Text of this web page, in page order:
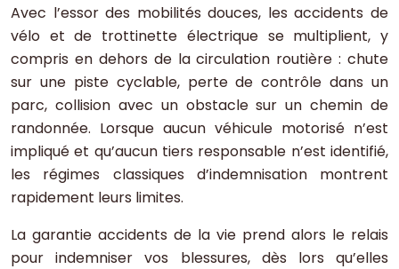
Avec l’essor des mobilités douces, les accidents de
vélo et de trottinette électrique se multiplient, y
compris en dehors de la circulation routière : chute
sur une piste cyclable, perte de contrôle dans un
parc, collision avec un obstacle sur un chemin de
randonnée. Lorsque aucun véhicule motorisé n’est
impliqué et qu’aucun tiers responsable n’est identifié,
les régimes classiques d’indemnisation montrent
rapidement leurs limites.
La garantie accidents de la vie prend alors le relais
pour indemniser vos blessures, dès lors qu’elles